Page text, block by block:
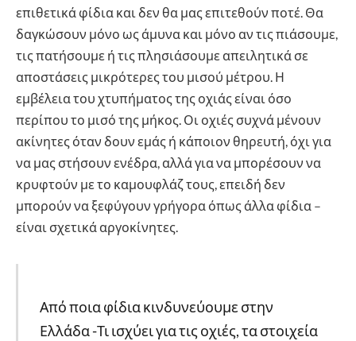
επιθετικά φίδια και δεν θα μας επιτεθούν ποτέ. Θα
δαγκώσουν μόνο ως άμυνα και μόνο αν τις πιάσουμε,
τις πατήσουμε ή τις πλησιάσουμε απειλητικά σε
αποστάσεις μικρότερες του μισού μέτρου. Η
εμβέλεια του χτυπήματος της οχιάς είναι όσο
περίπου το μισό της μήκος. Οι οχιές συχνά μένουν
ακίνητες όταν δουν εμάς ή κάποιον θηρευτή, όχι για
να μας στήσουν ενέδρα, αλλά για να μπορέσουν να
κρυφτούν με το καμουφλάζ τους, επειδή δεν
μπορούν να ξεφύγουν γρήγορα όπως άλλα φίδια –
είναι σχετικά αργοκίνητες.
Από ποια φίδια κινδυνεύουμε στην
Ελλάδα -Τι ισχύει για τις οχιές, τα στοιχεία